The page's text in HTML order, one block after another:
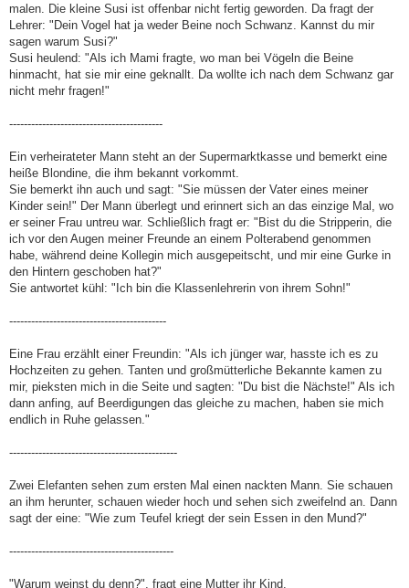
malen. Die kleine Susi ist offenbar nicht fertig geworden. Da fragt der
Lehrer: "Dein Vogel hat ja weder Beine noch Schwanz. Kannst du mir
sagen warum Susi?"
Susi heulend: "Als ich Mami fragte, wo man bei Vögeln die Beine
hinmacht, hat sie mir eine geknallt. Da wollte ich nach dem Schwanz gar
nicht mehr fragen!"
------------------------------------------
Ein verheirateter Mann steht an der Supermarktkasse und bemerkt eine
heiße Blondine, die ihm bekannt vorkommt.
Sie bemerkt ihn auch und sagt: "Sie müssen der Vater eines meiner
Kinder sein!" Der Mann überlegt und erinnert sich an das einzige Mal, wo
er seiner Frau untreu war. Schließlich fragt er: "Bist du die Stripperin, die
ich vor den Augen meiner Freunde an einem Polterabend genommen
habe, während deine Kollegin mich ausgepeitscht, und mir eine Gurke in
den Hintern geschoben hat?"
Sie antwortet kühl: "Ich bin die Klassenlehrerin von ihrem Sohn!"
-------------------------------------------
Eine Frau erzählt einer Freundin: "Als ich jünger war, hasste ich es zu
Hochzeiten zu gehen. Tanten und großmütterliche Bekannte kamen zu
mir, pieksten mich in die Seite und sagten: "Du bist die Nächste!" Als ich
dann anfing, auf Beerdigungen das gleiche zu machen, haben sie mich
endlich in Ruhe gelassen."
----------------------------------------------
Zwei Elefanten sehen zum ersten Mal einen nackten Mann. Sie schauen
an ihm herunter, schauen wieder hoch und sehen sich zweifelnd an. Dann
sagt der eine: "Wie zum Teufel kriegt der sein Essen in den Mund?"
---------------------------------------------
"Warum weinst du denn?", fragt eine Mutter ihr Kind.